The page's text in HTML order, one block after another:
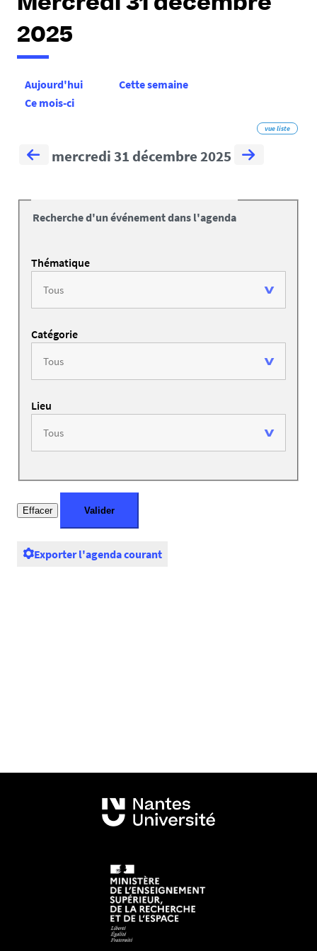
Mercredi 31 décembre
2025
Aujourd'hui
Cette semaine
Ce mois-ci
vue liste
mercredi 31 décembre 2025
Recherche d'un événement dans l'agenda
Thématique
Catégorie
Lieu
Exporter l'agenda courant